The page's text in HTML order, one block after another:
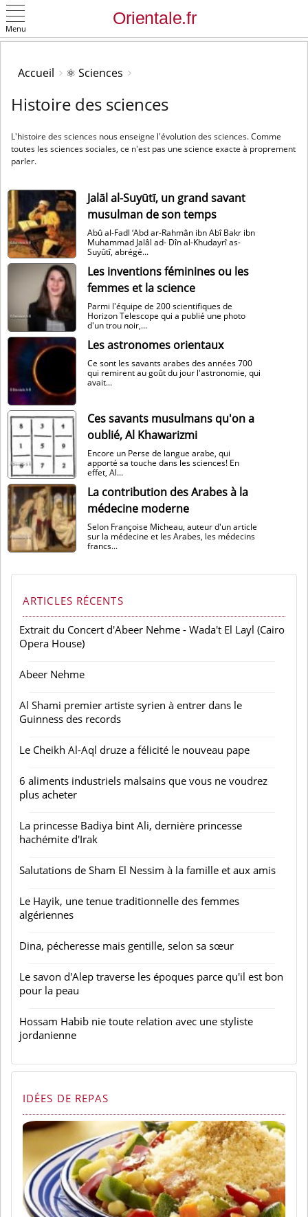
Menu
Accueil ⚛️ Sciences
Histoire des sciences
L'histoire des sciences nous enseigne l'évolution des sciences. Comme
toutes les sciences sociales, ce n'est pas une science exacte à proprement
parler.
Jalāl al-Suyūtī, un grand savant
musulman de son temps
Abû al-Fadl ‘Abd ar-Rahmân ibn Abî Bakr ibn
Muhammad Jalâl ad- Dîn al-Khudayrî as-
Suyûtî, abrégé...
Les inventions féminines ou les
femmes et la science
Parmi l'équipe de 200 scientifiques de
Horizon Telescope qui a publié une photo
d'un trou noir,...
Les astronomes orientaux
Ce sont les savants arabes des années 700
qui remirent au goût du jour l'astronomie, qui
avait...
Ces savants musulmans qu'on a
oublié, Al Khawarizmi
Encore un Perse de langue arabe, qui
apporté sa touche dans les sciences! En
effet, Al...
La contribution des Arabes à la
médecine moderne
Selon Françoise Micheau, auteur d'un article
sur la médecine et les Arabes, les médecins
francs...
ARTICLES RÉCENTS
Extrait du Concert d'Abeer Nehme - Wada't El Layl (Cairo
Opera House)
Abeer Nehme
Al Shami premier artiste syrien à entrer dans le
Guinness des records
Le Cheikh Al-Aql druze a félicité le nouveau pape
6 aliments industriels malsains que vous ne voudrez
plus acheter
La princesse Badiya bint Ali, dernière princesse
hachémite d'Irak
Salutations de Sham El Nessim à la famille et aux amis
Le Hayik, une tenue traditionnelle des femmes
algériennes
Dina, pécheresse mais gentille, selon sa sœur
Le savon d'Alep traverse les époques parce qu'il est bon
pour la peau
Hossam Habib nie toute relation avec une styliste
jordanienne
IDÉES DE REPAS